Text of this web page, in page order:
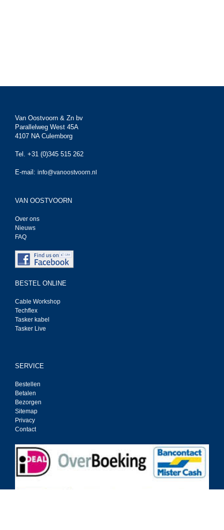
Van Oostvoorn & Zn bv
Parallelweg West 45A
4107 NA Culemborg
Tel. +31 (0)345 515 262
E-mail: info@vanoostvoorn.nl
VAN OOSTVOORN
Over ons
Nieuws
FAQ
BESTEL ONLINE
Cable Workshop
Techflex
Tasker kabel
Tasker Live
SERVICE
Bestellen
Betalen
Bezorgen
Sitemap
Privacy
Contact